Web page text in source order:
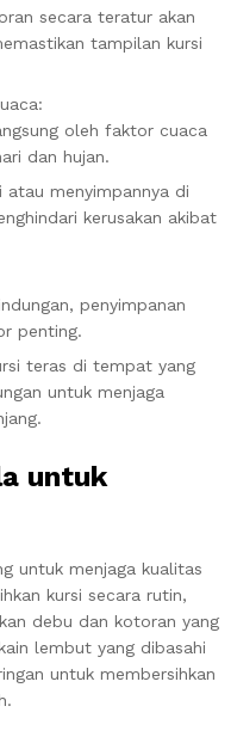
secara teratur akan
tampilan kursi
oleh faktor cuaca
dan hujan.
atau menyimpannya di
kerusakan akibat
penyimpanan
penting.
teras di tempat yang
untuk menjaga
untuk
untuk menjaga kualitas
kursi secara rutin,
debu dan kotoran yang
lembut yang dibasahi
untuk membersihkan